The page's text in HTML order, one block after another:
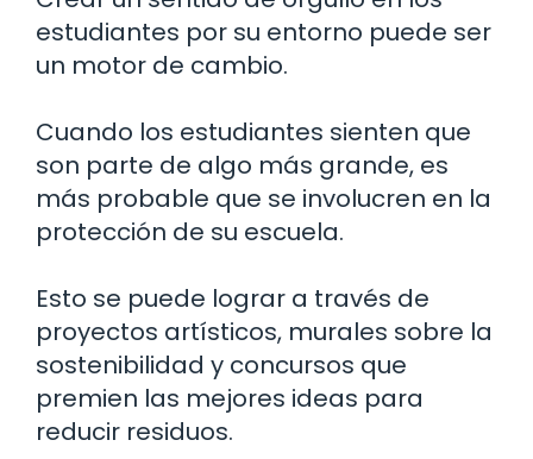
estudiantes por su entorno puede ser
un motor de cambio.
Cuando los estudiantes sienten que
son parte de algo más grande, es
más probable que se involucren en la
protección de su escuela.
Esto se puede lograr a través de
proyectos artísticos, murales sobre la
sostenibilidad y concursos que
premien las mejores ideas para
reducir residuos.